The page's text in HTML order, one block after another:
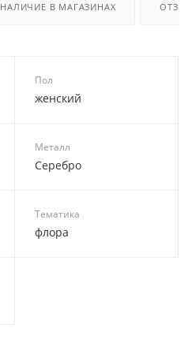
НАЛИЧИЕ В МАГАЗИНАХ
Пол
женский
Металл
Серебро
Тематика
флора